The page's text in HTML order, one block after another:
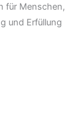
für Menschen,
und Erfüllung